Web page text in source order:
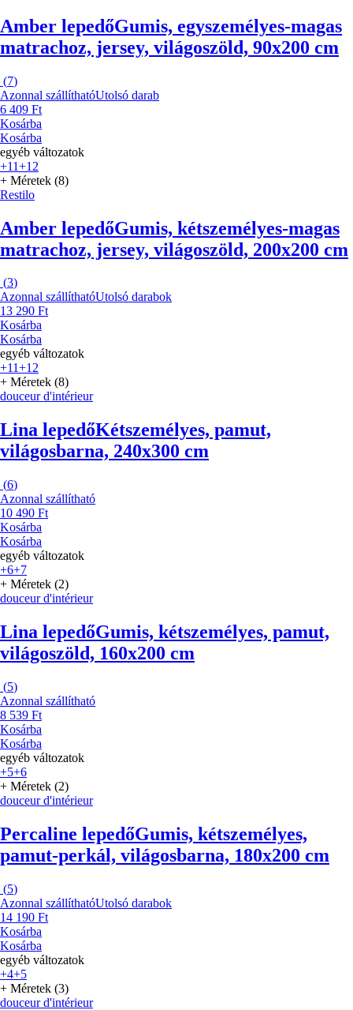
Amber lepedőGumis, egyszemélyes-magas
matrachoz, jersey, világoszöld, 90x200 cm
(7)
Azonnal szállíthatóUtolsó darab
6 409 Ft
Kosárba
Kosárba
egyéb változatok
+11+12
+ Méretek (8)
Restilo
Amber lepedőGumis, kétszemélyes-magas
matrachoz, jersey, világoszöld, 200x200 cm
(3)
Azonnal szállíthatóUtolsó darabok
13 290 Ft
Kosárba
Kosárba
egyéb változatok
+11+12
+ Méretek (8)
douceur d'intérieur
Lina lepedőKétszemélyes, pamut,
világosbarna, 240x300 cm
(6)
Azonnal szállítható
10 490 Ft
Kosárba
Kosárba
egyéb változatok
+6+7
+ Méretek (2)
douceur d'intérieur
Lina lepedőGumis, kétszemélyes, pamut,
világoszöld, 160x200 cm
(5)
Azonnal szállítható
8 539 Ft
Kosárba
Kosárba
egyéb változatok
+5+6
+ Méretek (2)
douceur d'intérieur
Percaline lepedőGumis, kétszemélyes,
pamut-perkál, világosbarna, 180x200 cm
(5)
Azonnal szállíthatóUtolsó darabok
14 190 Ft
Kosárba
Kosárba
egyéb változatok
+4+5
+ Méretek (3)
douceur d'intérieur